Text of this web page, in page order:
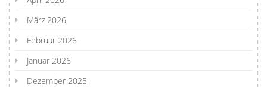
März 2026
Februar 2026
Januar 2026
Dezember 2025